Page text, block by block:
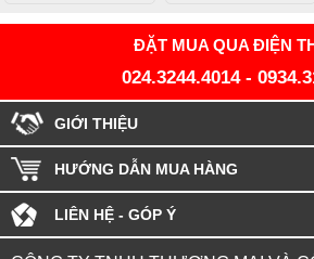
ĐẶT MUA QUA ĐIỆN
024.3244.4014-
GIỚI THIỆU
HƯỚNG DẪN MUA HÀNG
LIÊN HỆ - GÓP Ý